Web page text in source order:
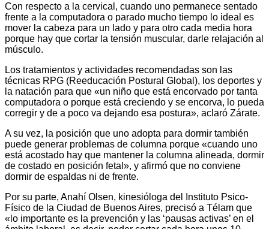
Con respecto a la cervical, cuando uno permanece sentado
frente a la computadora o parado mucho tiempo lo ideal es
mover la cabeza para un lado y para otro cada media hora
porque hay que cortar la tensión muscular, darle relajación al
músculo.
Los tratamientos y actividades recomendadas son las
técnicas RPG (Reeducación Postural Global), los deportes y
la natación para que «un niño que está encorvado por tanta
computadora o porque está creciendo y se encorva, lo pueda
corregir y de a poco va dejando esa postura», aclaró Zárate.
A su vez, la posición que uno adopta para dormir también
puede generar problemas de columna porque «cuando uno
está acostado hay que mantener la columna alineada, dormir
de costado en posición fetal», y afirmó que no conviene
dormir de espaldas ni de frente.
Por su parte, Anahí Olsen, kinesióloga del Instituto Psico-
Físico de la Ciudad de Buenos Aires, precisó a Télam que
«lo importante es la prevención y las ‘pausas activas’ en el